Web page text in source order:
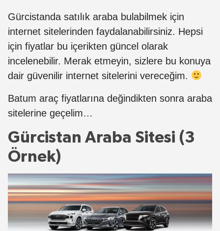
Gürcistanda satılık araba bulabilmek için
internet sitelerinden faydalanabilirsiniz. Hepsi
için fiyatlar bu içerikten güncel olarak
incelenebilir. Merak etmeyin, sizlere bu konuya
dair güvenilir internet sitelerini vereceğim.
Batum araç fiyatlarına değindikten sonra araba
sitelerine geçelim…
Gürcistan Araba Sitesi (3
Örnek)